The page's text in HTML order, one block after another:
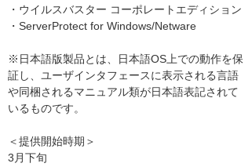
・ウイルスバスター コーポレートエディション
・ServerProtect for Windows/Netware
※日本語版製品とは、日本語OS上での動作を保
証し、ユーザインタフェースに表示される言語
や同梱されるマニュアル類が日本語表記されて
いるものです。
＜提供開始時期＞
3月下旬